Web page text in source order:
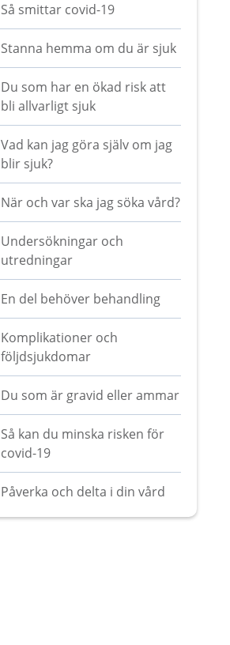
Så smittar covid-19
Stanna hemma om du är sjuk
Du som har en ökad risk att
bli allvarligt sjuk
Vad kan jag göra själv om jag
blir sjuk?
När och var ska jag söka vård?
Undersökningar och
utredningar
En del behöver behandling
Komplikationer och
följdsjukdomar
Du som är gravid eller ammar
Så kan du minska risken för
covid-19
Påverka och delta i din vård